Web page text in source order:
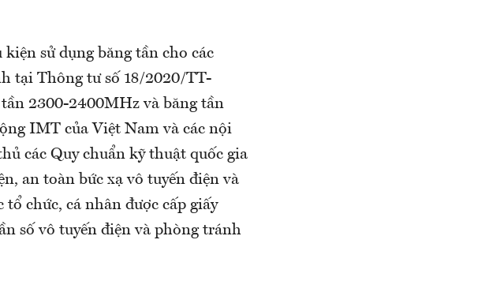
sử dụng băng tần cho các
tại Thông tư số 18/2020/TT-
2300-2400MHz và băng tần
IMT của Việt Nam và các nội
các Quy chuẩn kỹ thuật quốc gia
an toàn bức xạ vô tuyến điện và
chức, cá nhân được cấp giấy
số vô tuyến điện và phòng tránh